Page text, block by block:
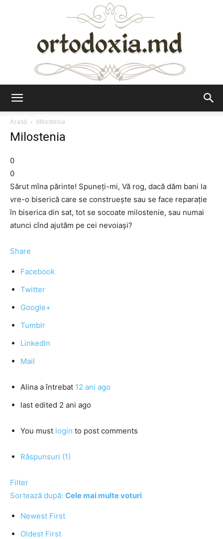
Acasă
Milostenia
Milostenia
0
0
Sărut mîna părinte! Spuneţi-mi, Vă rog, dacă dăm bani la
vre-o biserică care se construeşte sau se face reparaţie
în biserica din sat, tot se socoate milostenie, sau numai
atunci cînd ajutăm pe cei nevoiaşi?
Share
Facebook
Twitter
Google+
Tumblr
LinkedIn
Mail
Alina a întrebat 12 ani ago
last edited 2 ani ago
You must login to post comments
Răspunsuri (1)
Filter
Sortează după: Cele mai multe voturi
Newest First
Oldest First